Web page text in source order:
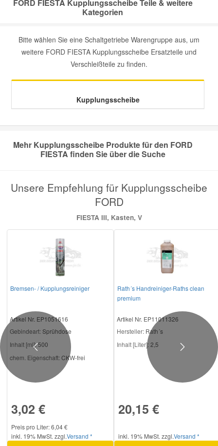
FORD FIESTA Kupplungsscheibe Teile & weitere
Kategorien
Bitte wählen Sie eine Schaltgetriebe Warengruppe aus, um
weitere FORD FIESTA Kupplungsscheibe Ersatzteile und
Verschleißteile zu finden.
Kupplungsscheibe
Mehr Kupplungsscheibe Produkte für den FORD
FIESTA finden Sie über die Suche
Unsere Empfehlung für Kupplungsscheibe
FORD
FIESTA III, Kasten, V
Bremsen- / Kupplungsreiniger
Artikel Nr. EP1051616
Gebindeart: Sprühdose
Inhalt [ml]:500
chem. Eigenschaft: CKW-frei
3,02 €
Preis pro Liter: 6,04 €
inkl. 19% MwSt. zzgl.Versand *
Rath´s Handreiniger-Raths clean
premium
Artikel Nr. EP11011326
Hersteller: Rath´s
Inhalt [Liter]: 2,5
20,15 €
inkl. 19% MwSt. zzgl.Versand *
Previous Next
Lancia Ersatzteile
Mercedes Ersatzteile
Nissan Ersatzteile
Seat Ersatzteile
Smart Ersatzteile
Vauxhall Ersatzteile
Volvo Ersatzteile